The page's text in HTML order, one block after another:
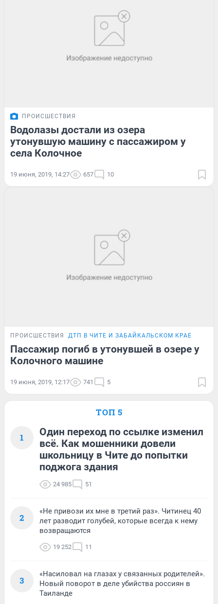
ПРОИСШЕСТВИЯ
Водолазы достали из озера
утонувшую машину с пассажиром у
села Колочное
19 июня, 2019, 14:27 657 10
ПРОИСШЕСТВИЯ ДТП В ЧИТЕ И ЗАБАЙКАЛЬСКОМ КРАЕ
Пассажир погиб в утонувшей в озере у
Колочного машине
19 июня, 2019, 12:17 741 5
ТОП 5
1
Один переход по ссылке изменил
всё. Как мошенники довели
школьницу в Чите до попытки
поджога здания
24 985 51
2
«Не привози их мне в третий раз». Читинец 40
лет разводит голубей, которые всегда к нему
возвращаются
19 252 11
3
«Насиловал на глазах у связанных родителей».
Новый поворот в деле убийства россиян в
Таиланде